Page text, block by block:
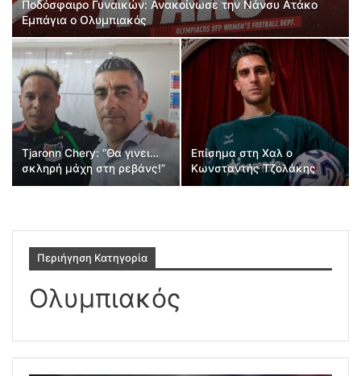
Ποδόσφαιρο Γυναικών: Ανακοίνωσε την Νάνσυ Ατάκο
Εμπάγια ο Ολυμπιακός
Tjaronn Chery: “Θα γινει…
σκληρή μάχη στη ρεβάνς!”
Επίσημα στη Χαλ ο
Κωνσταντής Τζολάκης
Περιήγηση Κατηγορία
Ολυμπιακός